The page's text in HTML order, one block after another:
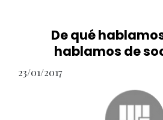
De qué
hablamos de
23/01/2017